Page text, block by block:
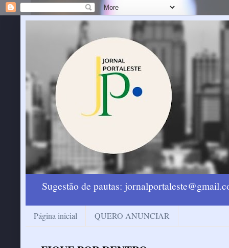
Sugestão de pautas:
Página inicial QUERO ANUNCIAR